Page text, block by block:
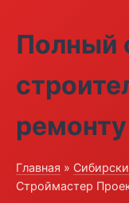
Полный
ремонту
Главная »
Строймастер